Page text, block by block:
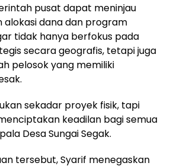
pusat dapat meninjau
alokasi dana dan program
tidak hanya berfokus pada
secara geografis, tetapi juga
pelosok yang memiliki
sekadar proyek fisik, tapi
keadilan bagi semua
Desa Sungai Segak.
tersebut, Syarif menegaskan